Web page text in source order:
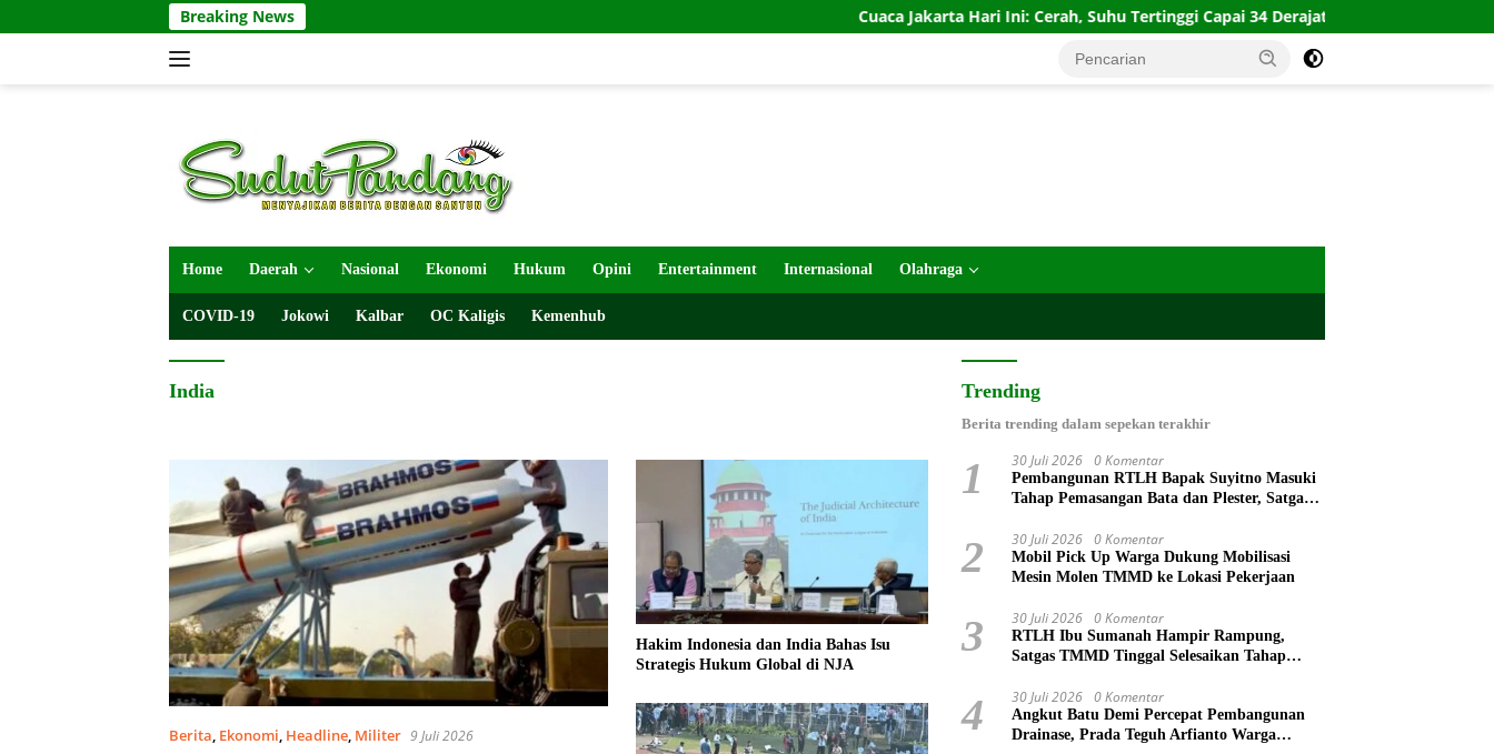
ke
Breaking News Cuaca Jakarta Hari Ini: Cerah, Suhu Tertinggi Capai 34 Derajat Celsius
Home Daerah Nasional Ekonomi Hukum Opini Entertainment Internasional Olahraga
COVID-19 Jokowi Kalbar OC Kaligis Kemenhub
India
Berita, Ekonomi, Headline, Militer 9 Juli 2026
Hakim Indonesia dan India Bahas Isu
Strategis Hukum Global di NJA
Trending
Berita trending dalam sepekan terakhir
1 30 Juli 2026 0 Komentar
Pembangunan RTLH Bapak Suyitno Masuki
Tahap Pemasangan Bata dan Plester, Satgas
2 30 Juli 2026 0 Komentar
Mobil Pick Up Warga Dukung Mobilisasi
Mesin Molen TMMD ke Lokasi Pekerjaan
3 30 Juli 2026 0 Komentar
RTLH Ibu Sumanah Hampir Rampung,
Satgas TMMD Tinggal Selesaikan Tahap
4 30 Juli 2026 0 Komentar
Angkut Batu Demi Percepat Pembangunan
Drainase, Prada Teguh Arfianto Warga